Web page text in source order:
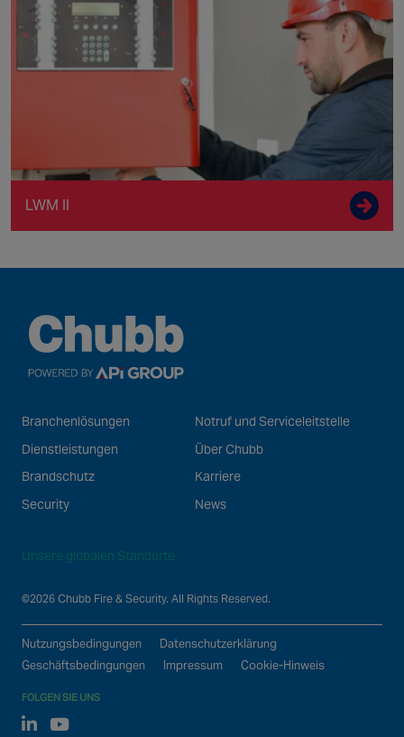
LWM II
Branchenlösungen
Dienstleistungen
Brandschutz
Security
Notruf und Serviceleitstelle
Über Chubb
Karriere
News
Unsere globalen Standorte
©2026 Chubb Fire & Security. All Rights Reserved.
Nutzungsbedingungen
Datenschutzerklärung
Geschäftsbedingungen
Impressum Cookie-Hinweis
FOLGEN SIE UNS
Linked In